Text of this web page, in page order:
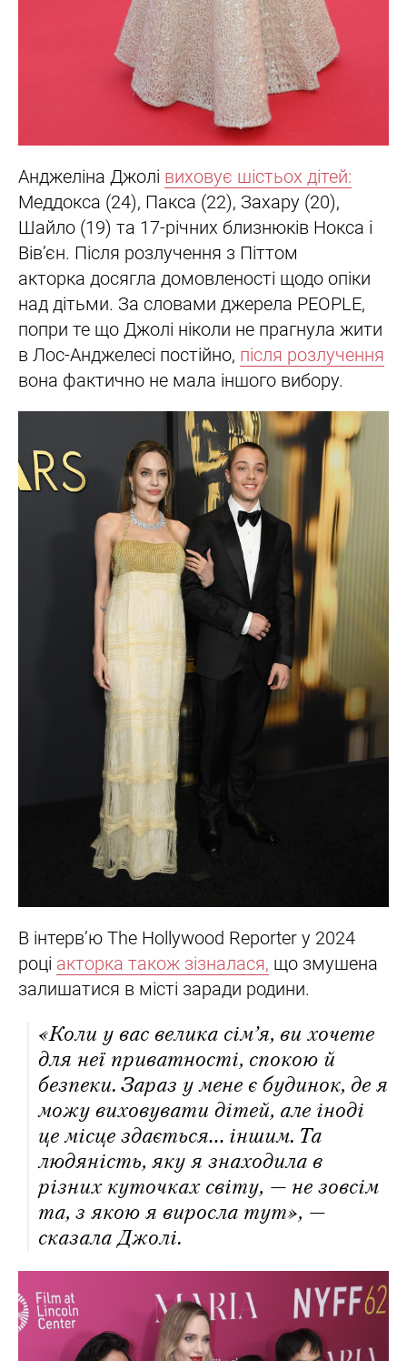
Анджеліна Джолі виховує шістьох дітей:
Меддокса (24), Пакса (22), Захару (20),
Шайло (19) та 17-річних близнюків Нокса і
Вів’єн. Після розлучення з Піттом
акторка досягла домовленості щодо опіки
над дітьми. За словами джерела PEOPLE,
попри те що Джолі ніколи не прагнула жити
в Лос-Анджелесі постійно, після розлучення
вона фактично не мала іншого вибору.
В інтерв’ю The Hollywood Reporter у 2024
році акторка також зізналася, що змушена
залишатися в місті заради родини.
«Коли у вас велика сім’я, ви хочете
для неї приватності, спокою й
безпеки. Зараз у мене є будинок, де я
можу виховувати дітей, але іноді
це місце здається… іншим. Та
людяність, яку я знаходила в
різних куточках світу, — не зовсім
та, з якою я виросла тут», —
сказала Джолі.